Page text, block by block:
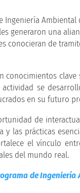
conocimientos
actividad se
en su futuro
de
las prácticas
el vínculo
del mundo real.
de Ingeniería